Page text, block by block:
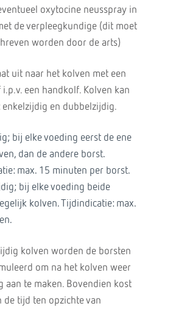
oxytocine neusspray in
de verpleegkundige (dit moet
worden door de arts)
uit naar het kolven met een
een handkolf. Kolven kan
enkelzijdig en dubbelzijdig.
bij elke voeding eerst de ene
dan de andere borst.
max. 15 minuten per borst.
bij elke voeding beide
kolven. Tijdindicatie: max.
kolven worden de borsten
om na het kolven weer
aan te maken. Bovendien kost
de tijd ten opzichte van